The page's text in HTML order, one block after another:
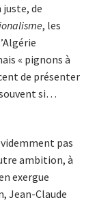
de
, les
« pignons à
de présenter
si…
pas
ambition, à
exergue
Jean-Claude